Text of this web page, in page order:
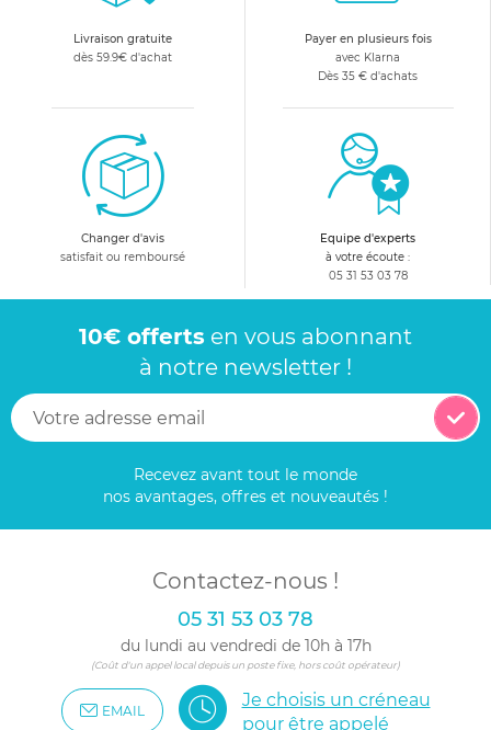
Livraison gratuite
dès 59.9€ d'achat
Payer en plusieurs fois
avec Klarna
Dès 35 € d'achats
Changer d'avis
satisfait ou remboursé
Equipe d'experts
à votre écoute :
05 31 53 03 78
10€ offerts en vous abonnant
à notre newsletter !
Recevez avant tout le monde
nos avantages, offres et nouveautés !
Contactez-nous !
05 31 53 03 78
du lundi au vendredi de 10h à 17h
(Coût d'un appel local depuis un poste fixe, hors coût opérateur)
EMAIL
Je choisis un créneau
pour être appelé